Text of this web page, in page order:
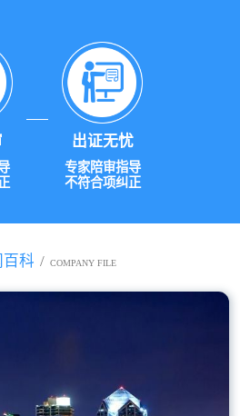
出证无忧
专家陪审指导
不符合项纠正
科 / COMPANY FILE